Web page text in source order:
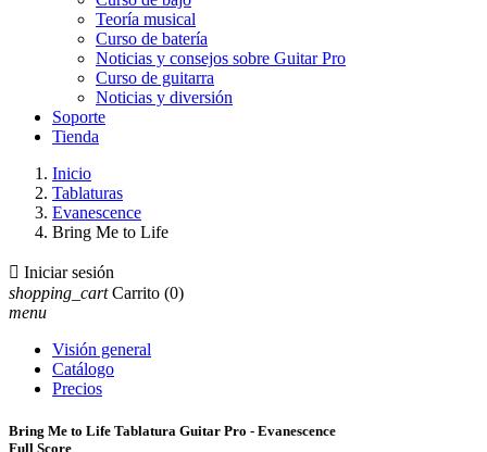
Teoría musical
Curso de batería
Noticias y consejos sobre Guitar Pro
Curso de guitarra
Noticias y diversión
Soporte
Tienda
Inicio
Tablaturas
Evanescence
Bring Me to Life
 Iniciar sesión
shopping_cart Carrito (0)
menu
Visión general
Catálogo
Precios
Bring Me to Life Tablatura Guitar Pro - Evanescence
Full Score